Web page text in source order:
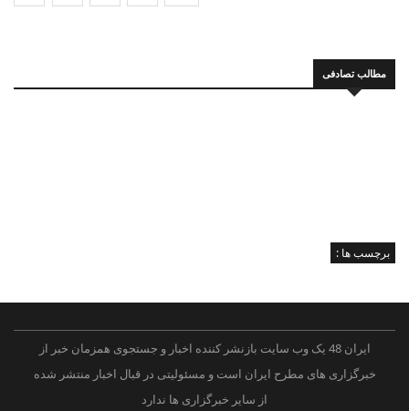
مطالب تصادفی
برچسب ها :
ایران 48 یک وب سایت بازنشر کننده اخبار و جستجوی همزمان خبر از
خبرگزاری های مطرح ایران است و مسئولیتی در قبال اخبار منتشر شده
از سایر خبرگزاری ها ندارد